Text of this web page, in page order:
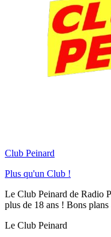
Club Peinard
Plus qu'un Club !
Le Club Peinard de Radio
plus de 18 ans ! Bons
Le Club Peinard